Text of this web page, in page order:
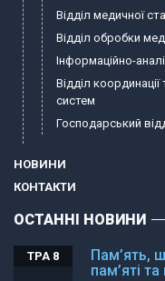
Відділ медичної
Відділ обробки
Інформаційно-
Відділ
систем
Господарський
НОВИНИ
КОНТАКТИ
ОСТАННІ НОВИНИ
Пам’ять,
пам’яті
ТРА 8